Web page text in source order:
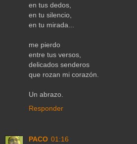
en tus dedos,
en tu silencio,
en tu mirada...
me pierdo
entre tus versos,
delicados senderos
que rozan mi corazón.
Un abrazo.
Responder
PACO 01:16